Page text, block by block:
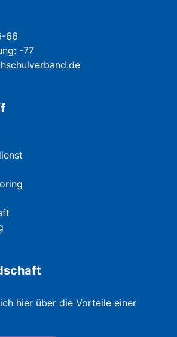
66
-77
hier über die Vorteile einer